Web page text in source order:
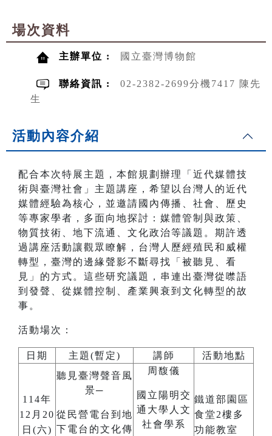
場次資料
主辦單位 : 國立臺灣博物館
聯絡資訊 :
02-2382-2699分機7417 陳先
生
活動內容介紹
配合本次特展主題，本館規劃辦理「近代媒體技
術與臺灣社會」主題講座，希望以台灣人的近代
媒體經驗為核心，並邀請國內傳播、社會、歷史
等專家學者，多面向地探討：媒體管制與政策、
物質技術、地下流通、文化政治等議題。期許透
過講座活動讓觀眾瞭解，台灣人歷經殖民和威權
轉型，臺灣的邊緣聲影不斷尋找「被聽見、看
見」的方式。這些研究議題，串連出臺灣從噤語
到發聲、從媒體控制、產業興衰到文化轉型的故
事。
活動場次：
日期 主題(暫定) 講師 活動地點
114年
12月20
日(六)
聽見臺灣聲音風
景─
從民營電台到地
下電台的文化傳
周馥儀
國立陽明交
通大學人文
社會學系
鐵道部園區
食堂2樓多
功能教室